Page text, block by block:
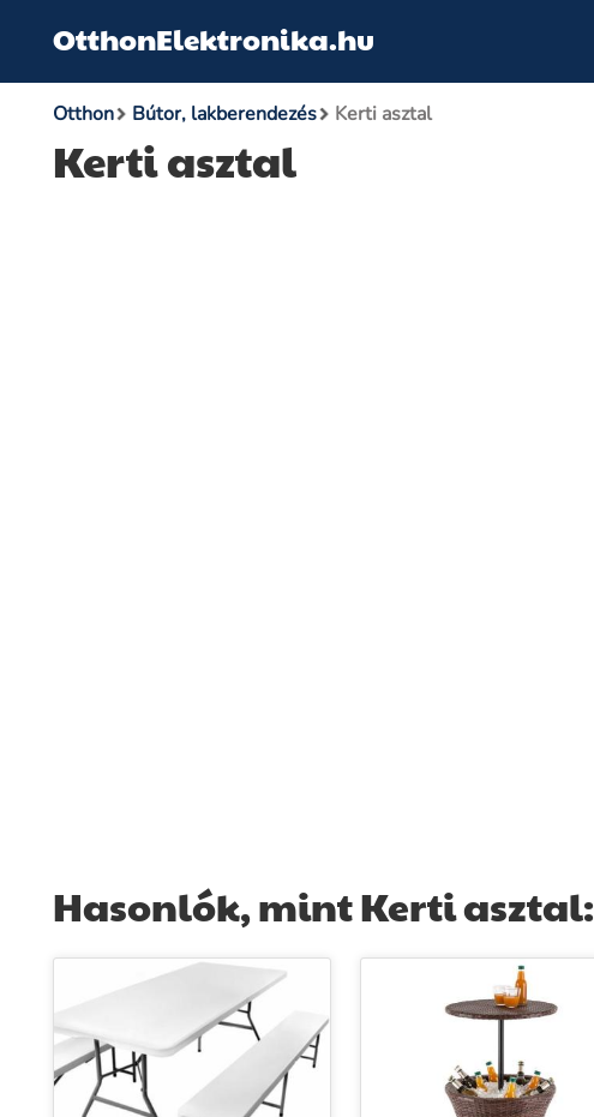
OtthonElektronika.hu
Otthon Bútor, lakberendezés Kerti asztal
Kerti asztal
Hasonlók, mint Kerti asztal: